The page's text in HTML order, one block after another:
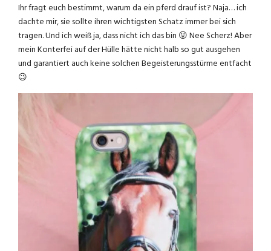
Ihr fragt euch bestimmt, warum da ein pferd drauf ist? Naja… ich
dachte mir, sie sollte ihren wichtigsten Schatz immer bei sich
tragen. Und ich weiß ja, dass nicht ich das bin 😛 Nee Scherz! Aber
mein Konterfei auf der Hülle hätte nicht halb so gut ausgehen
und garantiert auch keine solchen Begeisterungsstürme entfacht
😉